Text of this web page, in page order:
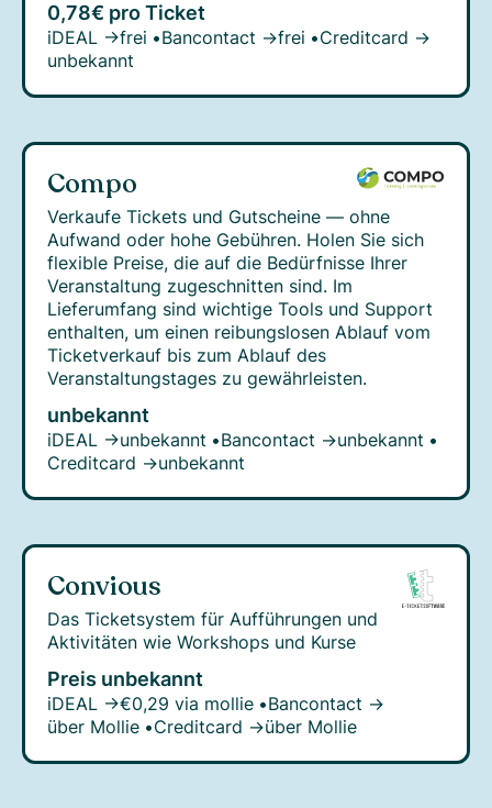
0,78€ pro Ticket
iDEAL →frei •Bancontact →frei •Creditcard →
unbekannt
Compo
Verkaufe Tickets und Gutscheine — ohne
Aufwand oder hohe Gebühren. Holen Sie sich
flexible Preise, die auf die Bedürfnisse Ihrer
Veranstaltung zugeschnitten sind. Im
Lieferumfang sind wichtige Tools und Support
enthalten, um einen reibungslosen Ablauf vom
Ticketverkauf bis zum Ablauf des
Veranstaltungstages zu gewährleisten.
unbekannt
iDEAL →unbekannt •Bancontact →unbekannt •
Creditcard →unbekannt
Convious
Das Ticketsystem für Aufführungen und
Aktivitäten wie Workshops und Kurse
Preis unbekannt
iDEAL →€0,29 via mollie •Bancontact →
über Mollie •Creditcard →über Mollie